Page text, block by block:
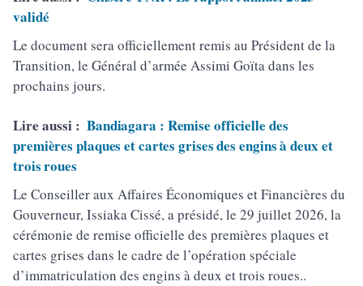
validé
Le document sera officiellement remis au Président de la
Transition, le Général d’armée Assimi Goïta dans les
prochains jours.
Lire aussi : Bandiagara : Remise officielle des
premières plaques et cartes grises des engins à deux et
trois roues
Le Conseiller aux Affaires Économiques et Financières du
Gouverneur, Issiaka Cissé, a présidé, le 29 juillet 2026, la
cérémonie de remise officielle des premières plaques et
cartes grises dans le cadre de l’opération spéciale
d’immatriculation des engins à deux et trois roues..